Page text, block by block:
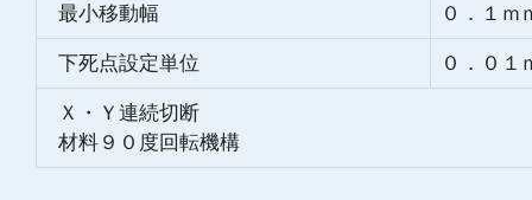
最小移動幅 ０．１ｍ
下死点設定単位 ０．０１
Ｘ・Ｙ連続切断
材料９０度回転機構